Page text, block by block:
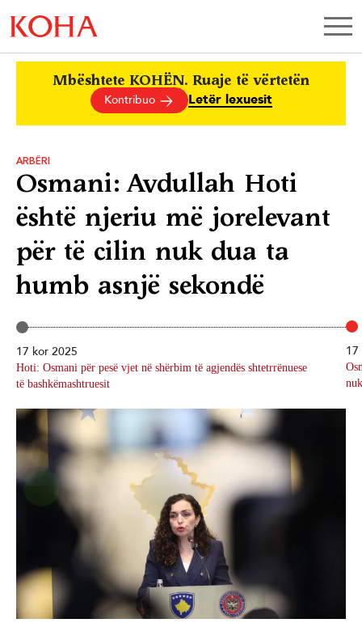
Mbështete KOHËN. Ruaje të vërtetën
Kontribuo Letër lexuesit
ARBËRI
Osmani: Avdullah Hoti
është njeriu më jorelevant
për të cilin nuk dua ta
humb asnjë sekondë
17 kor 2025
Hoti: Osmani për pesë vjet në shërbim të agjendës shtetrrënuese
të bashkëmashtruesit
17